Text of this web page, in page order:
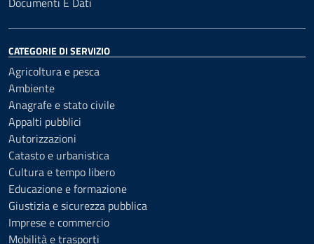
CATEGORIE DI SERVIZIO
Agricoltura e pesca
Ambiente
Anagrafe e stato civile
Appalti pubblici
Autorizzazioni
Catasto e urbanistica
Cultura e tempo libero
Educazione e formazione
Giustizia e sicurezza pubblica
Imprese e commercio
Mobilità e trasporti